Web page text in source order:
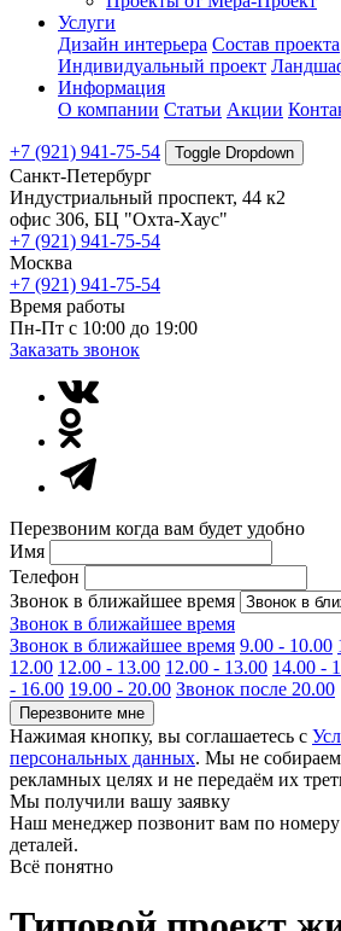
Услуги
Дизайн интерьера Состав проекта
Индивидуальный проект
Информация
О компании Статьи Акции
+7 (921) 941-75-54 Toggle Dropdown
Санкт-Петербург
Индустриальный проспект, 44 к2
офис 306, БЦ "Охта-Хаус"
+7 (921) 941-75-54
Москва
+7 (921) 941-75-54
Время работы
Пн-Пт с 10:00 до 19:00
Заказать звонок
Перезвоним когда вам будет удобно
Имя
Телефон
Звонок в ближайшее время
Звонок в ближайшее время
Звонок в ближайшее время 9.00 - 10.00
12.00 12.00 - 13.00 12.00 - 13.00 14.00 -
- 16.00 19.00 - 20.00 Звонок после 20.00
Перезвоните мне
Нажимая кнопку, вы соглашаетесь с
персональных данных. Мы не
рекламных целях и не передаём их
Мы получили вашу заявку
Наш менеджер позвонит вам по номеру
деталей.
Всё понятно